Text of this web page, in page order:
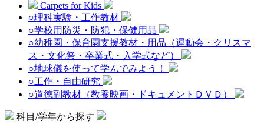
Carpets for Kids
○理科実験・工作教材
○学校用防災・防犯・保健用品
○幼稚園・保育園支援教材・用品（運動会・クリスマ
ス・文化祭・卒業式・入学式など）
○地球儀を使って学んでみよう！
○工作・自由研究
○道徳副教材（教養映画・ドキュメントＤＶＤ）
科目/学年から探す